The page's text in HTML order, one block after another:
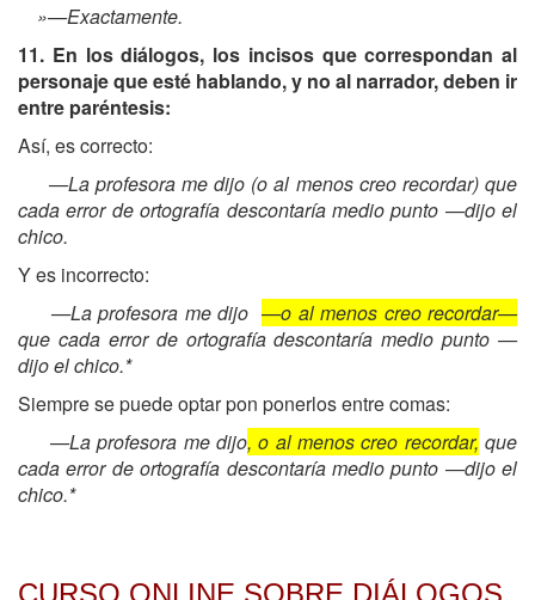
»—Exactamente.
11. En los diálogos, los incisos que correspondan al
personaje que esté hablando, y no al narrador, deben ir
entre paréntesis:
Así, es correcto:
—La profesora me dijo (o al menos creo recordar) que
cada error de ortografía descontaría medio punto —dijo el
chico.
Y es incorrecto:
—La profesora me dijo ­ —o al menos creo recordar—
que cada error de ortografía descontaría medio punto —
dijo el chico.*
Siempre se puede optar pon ponerlos entre comas:
—La profesora me dijo, o al menos creo recordar, que
cada error de ortografía descontaría medio punto —dijo el
chico.*
CURSO ONLINE SOBRE DIÁLOGOS